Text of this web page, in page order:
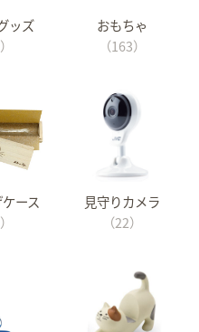
ッズ
おもちゃ
（163）
ース
見守りカメラ
（22）